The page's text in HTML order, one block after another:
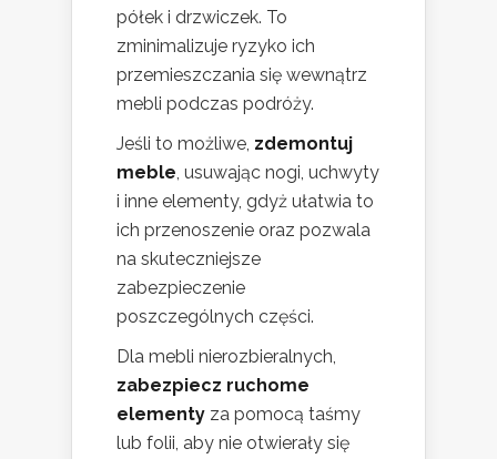
półek i drzwiczek. To
zminimalizuje ryzyko ich
przemieszczania się wewnątrz
mebli podczas podróży.
Jeśli to możliwe, zdemontuj
meble, usuwając nogi, uchwyty
i inne elementy, gdyż ułatwia to
ich przenoszenie oraz pozwala
na skuteczniejsze
zabezpieczenie
poszczególnych części.
Dla mebli nierozbieralnych,
zabezpiecz ruchome
elementy za pomocą taśmy
lub folii, aby nie otwierały się